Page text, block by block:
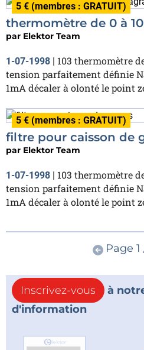
5 € (membres : GRATUIT)
thermomètre de 0 à
par Elektor Team
1-07-1998 | 103 thermomètre
tension parfaitement définie
1mA décaler à olonté le point
5 € (membres : GRATUIT)
filtre pour caisson de
par Elektor Team
1-07-1998 | 103 thermomètre
tension parfaitement définie
1mA décaler à olonté le point
Page 1
Inscrivez-vous
à
d'information